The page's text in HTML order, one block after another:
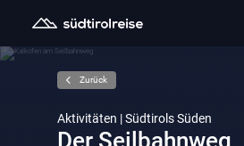
Zurück
Aktivitäten | Südtirols Süden
Der Seilbahnweg